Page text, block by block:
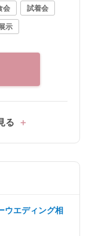
会
試着会
示
る
ウエディング相